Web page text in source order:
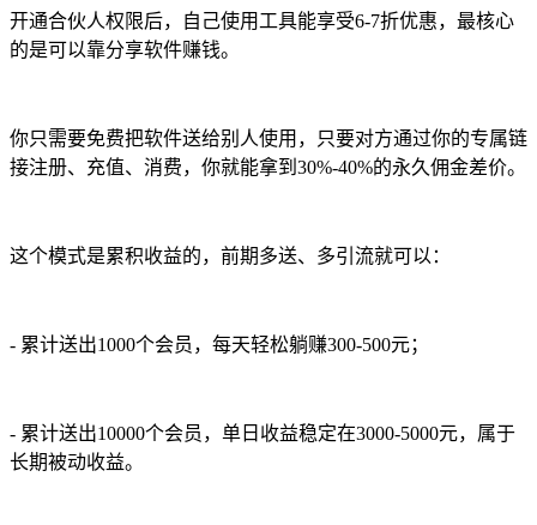
开通合伙人权限后，自己使用工具能享受6-7折优惠，最核心
的是可以靠分享软件赚钱。
你只需要免费把软件送给别人使用，只要对方通过你的专属链
接注册、充值、消费，你就能拿到30%-40%的永久佣金差价。
这个模式是累积收益的，前期多送、多引流就可以：
- 累计送出1000个会员，每天轻松躺赚300-500元；
- 累计送出10000个会员，单日收益稳定在3000-5000元，属于
长期被动收益。